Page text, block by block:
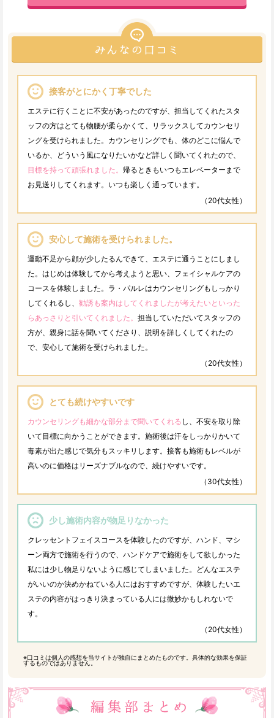
接客がとにかく丁寧でした
エステに行くことに不安があったのですが、担当してくれたスタ
ッフの方はとても物腰が柔らかくて、リラックスしてカウンセリ
ングを受けられました。カウンセリングでも、体のどこに悩んで
いるか、どういう風になりたいかなど詳しく聞いてくれたので、
目標を持って頑張れました。 帰るときもいつもエレベーターまで
お見送りしてくれます。いつも楽しく通っています。
（20代女性）
安心して施術を受けられました。
運動不足から顔が少したるんできて、エステに通うことにしまし
た。はじめは体験してから考えようと思い、フェイシャルケアの
コースを体験しました。ラ・パルレはカウンセリングもしっかり
してくれるし、 勧誘も案内はしてくれましたが考えたいといった
らあっさりと引いてくれました。 担当していただいてスタッフの
方が、親身に話を聞いてくださり、説明を詳しくしてくれたの
で、安心して施術を受けられました。
（20代女性）
とても続けやすいです
カウンセリングも細かな部分まで聞いてくれる し、不安を取り除
いて目標に向かうことができます。施術後は汗をしっかりかいて
毒素が出た感じで気分もスッキリします。接客も施術もレベルが
高いのに価格はリーズナブルなので、続けやすいです。
（30代女性）
少し施術内容が物足りなかった
クレッセントフェイスコースを体験したのですが、ハンド、マシ
ーン両方で施術を行うので、ハンドケアで施術をして欲しかった
私には少し物足りないように感じてしまいました。どんなエステ
がいいのか決めかねている人にはおすすめですが、体験したいエ
ステの内容がはっきり決まっている人には微妙かもしれないで
す。
（20代女性）
※口コミは個人の感想を当サイトが独自にまとめたものです。具体的な効果を保証
するものではありません。